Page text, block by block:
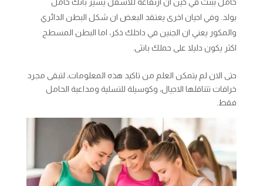
بولد. وفي احيان اخرى يعتقد البعض ان شكل البطن الدائري
والمكور يعني ان الجنين في داخلك ذكر، اما البطن المسطح
اكثر يكون دليلا على حملك بانثى.
حتى الان لم يتمكن العلم من تاكيد هذه المعلومات، لتبقى مجرد
خرافات تتناقلها الاجيال، وكوسيلة للتسلية ومداعبة الحامل
فقط.